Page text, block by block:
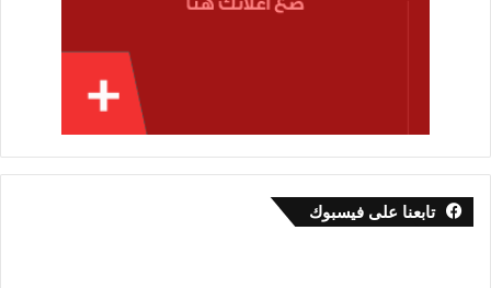
تابعنا على فيسبوك